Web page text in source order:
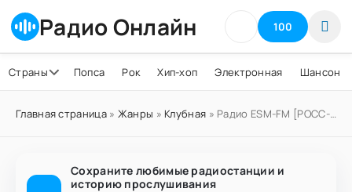
Радио Онлайн 100
Страны Попса Рок Хип-хоп Электронная Шансон
Главная страница» Жанры » Клубная » Радио ESM-FM [РОСС-DANCE-FM]
Сохраните любимые радиостанции и
историю прослушивания